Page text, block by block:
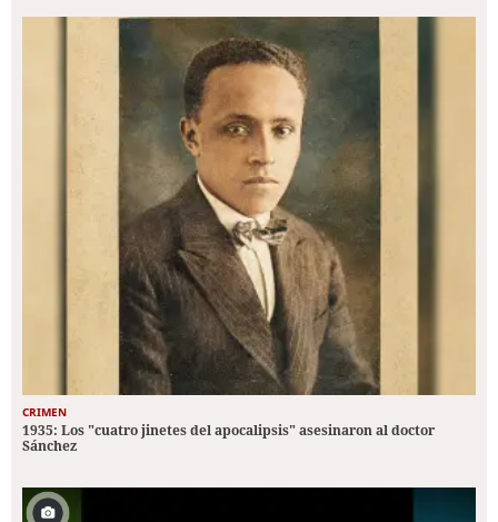
CRIMEN
1935: Los "cuatro jinetes del apocalipsis" asesinaron al doctor
Sánchez